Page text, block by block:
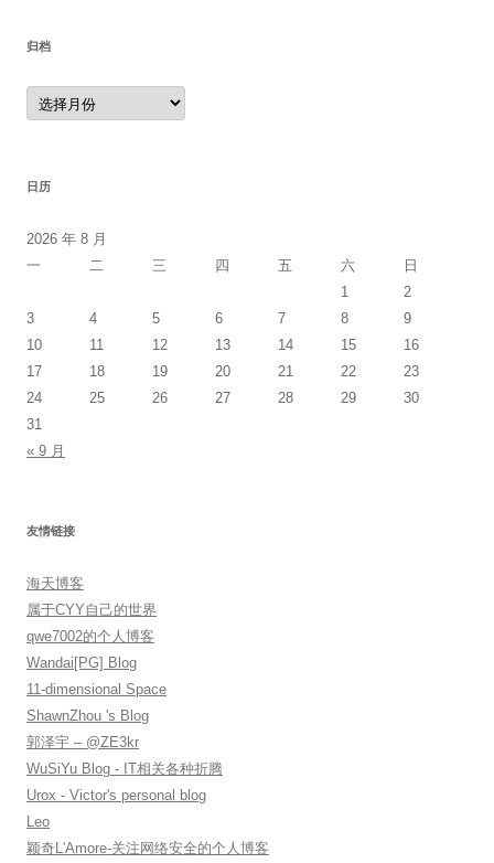
归档
归
档
日历
2026 年 8 月
一
二 三 四 五 六
日
1
2
3
4 5 6 7 8
9
10
11 12 13 14 15
16
17
18 19 20 21 22
23
24
25 26 27 28 29
30
31
« 9 月
友情链接
海天博客
属于CYY自己的世界
qwe7002的个人博客
Wandai[PG] Blog
11-dimensional Space
ShawnZhou 's Blog
郭泽宇 – @ZE3kr
WuSiYu Blog - IT相关各种折腾
Urox - Victor's personal blog
Leo
颖奇L'Amore-关注网络安全的个人博客